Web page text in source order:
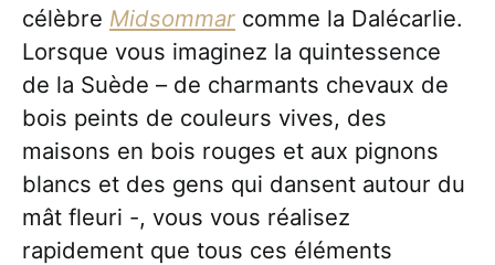
célèbre Midsommar comme la Dalécarlie.
Lorsque vous imaginez la quintessence
de la Suède – de charmants chevaux de
bois peints de couleurs vives, des
maisons en bois rouges et aux pignons
blancs et des gens qui dansent autour du
mât fleuri -, vous vous réalisez
rapidement que tous ces éléments